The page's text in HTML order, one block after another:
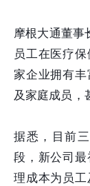
摩根大通董事
员工在医疗
家企业拥有
及家庭成员，
据悉，目前
段，新公司
理成本为员